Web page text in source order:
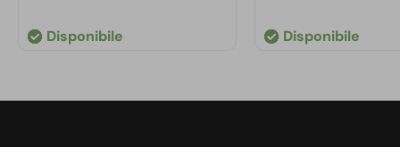
Disponibile Disponibile